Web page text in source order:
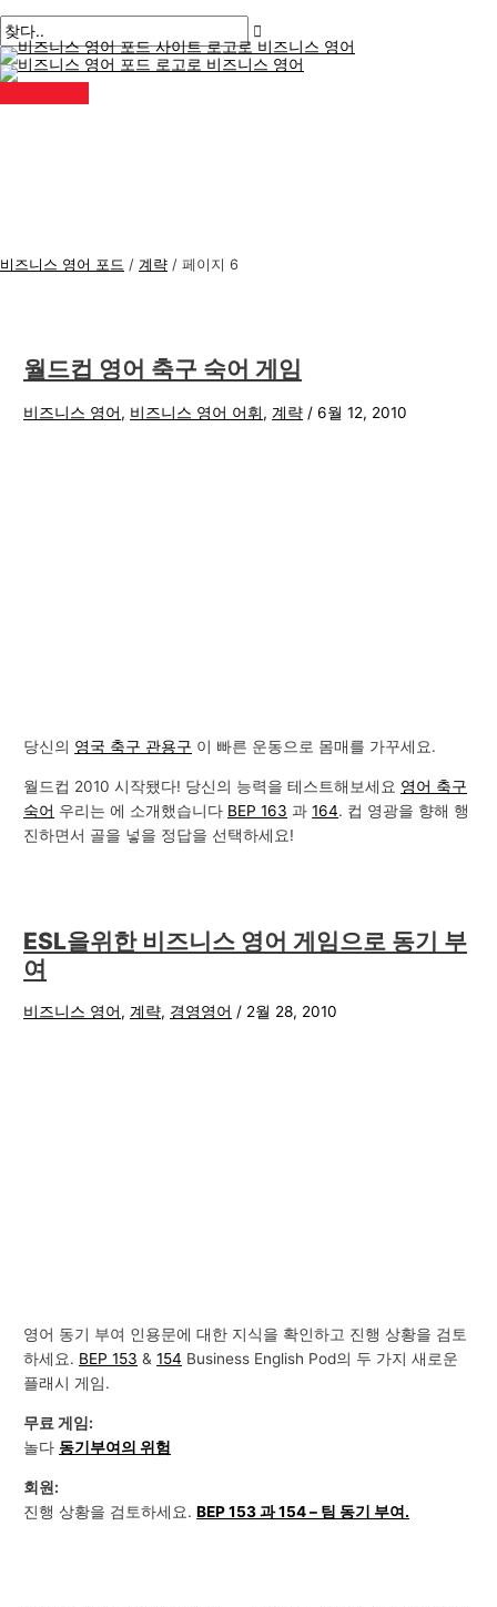
텐
츠
로
건
인
뉴
비즈니스 영어 포드 / 계략 / 페이지 6
월드컵 영어 축구 숙어 게임
비즈니스 영어, 비즈니스 영어 어휘, 계략 /6월 12, 2010
당신의 영국 축구 관용구 이 빠른 운동으로 몸매를 가꾸세요.
월드컵 2010 시작됐다! 당신의 능력을 테스트해보세요 영어 축구
숙어 우리는 에 소개했습니다 BEP 163 과164. 컵 영광을 향해 행
진하면서 골을 넣을 정답을 선택하세요!
ESL을위한 비즈니스 영어 게임으로 동기 부
여
비즈니스 영어, 계략, 경영영어 / 2월 28, 2010
영어 동기 부여 인용문에 대한 지식을 확인하고 진행 상황을 검토
하세요. BEP 153 &154 Business English Pod의 두 가지 새로운
플래시 게임.
무료 게임:
놀다 동기부여의 위험
회원:
진행 상황을 검토하세요.BEP 153 과 154 – 팀 동기 부여.
시
물
페
이
비
즈
니
스
검
색
: